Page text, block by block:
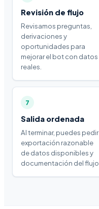
Revisión de flujo
Revisamos preguntas,
derivaciones y
oportunidades para
mejorar el bot con datos
reales.
7
Salida ordenada
Al terminar, puedes pedir
exportación razonable
de datos disponibles y
documentación del flujo.